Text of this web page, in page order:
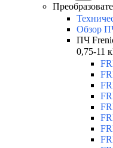
Обзор
ПЧ
0,75-11